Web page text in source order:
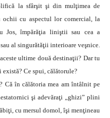
la sfârşit şi din mulţimea de
cu aspectul lor comercial, la
Jos, împărăţia liniştii sau cea a
al singurătăţii interioare veşnice.
ultime două destinaţii? Dar tu
există? Ce spui, călătorule?
Că în călătoria mea am întâlnit pe
şi adevăraţi „ghizi” plini
cu mersul domol, îşi menţineau